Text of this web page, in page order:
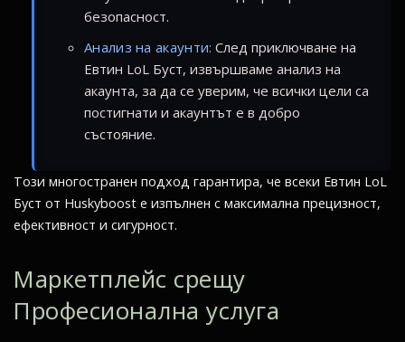
безопасност.
Анализ на акаунти: След приключване на
Евтин LoL Буст, извършваме анализ на
акаунта, за да се уверим, че всички цели са
постигнати и акаунтът е в добро
състояние.
Този многостранен подход гарантира, че всеки Евтин LoL
Буст от Huskyboost е изпълнен с максимална прецизност,
ефективност и сигурност.
Маркетплейс срещу
Професионална услуга